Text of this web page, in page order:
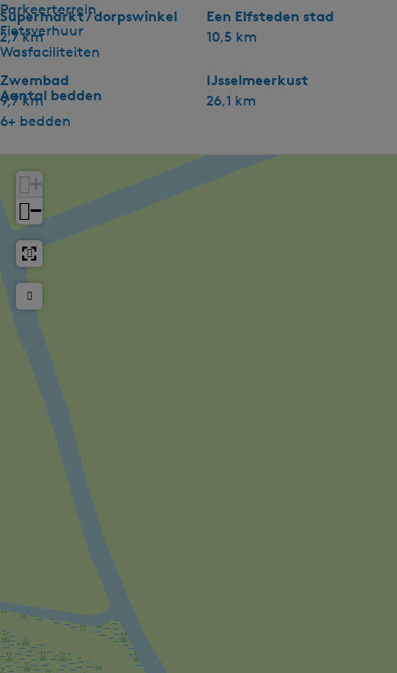
Parkeerterrein
Fietsverhuur
Wasfaciliteiten
Aantal bedden
6+ bedden
Supermarkt / dorpswinkel
2,7 km
Een Elfsteden stad
10,5 km
Zwembad
9,7 km
IJsselmeerkust
26,1 km
+
−